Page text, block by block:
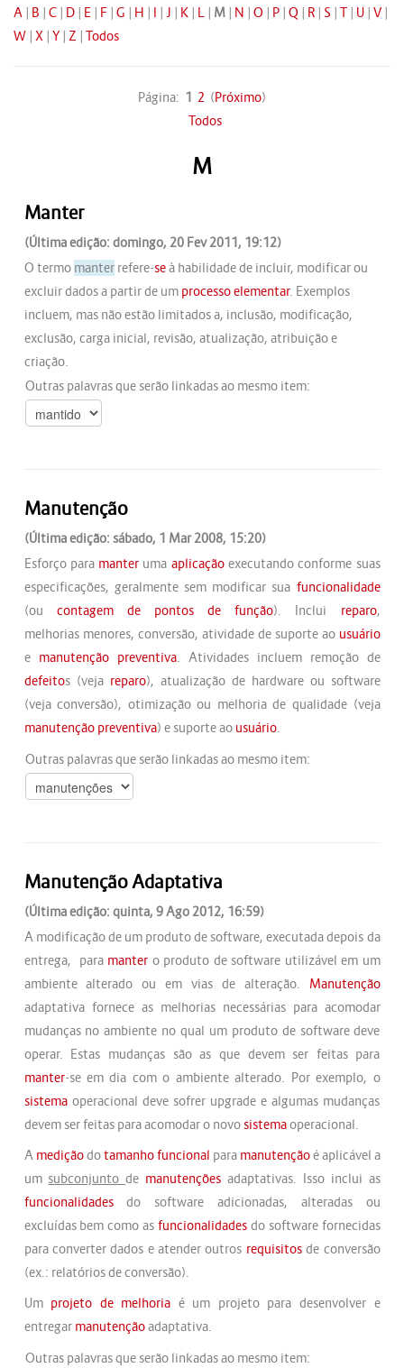
A | B | C | D | E | F | G | H | I | J | K | L | M | N | O | P | Q | R | S | T | U | V |
W | X | Y | Z | Todos
Página: 1 2 (Próximo)
Todos
M
Manter
(Última edição: domingo, 20 Fev 2011, 19:12)
O termo manterrefere-seà habilidade de incluir, modificar ou
excluir dados a partir de um processo elementar. Exemplos
incluem, mas não estão limitados a, inclusão, modificação,
exclusão, carga inicial, revisão, atualização, atribuição e
criação.
Outras palavras que serão linkadas ao mesmo item:
Manutenção
(Última edição: sábado, 1 Mar 2008, 15:20)
Esforço para manter uma aplicaçãoexecutando conforme suas
especificações, geralmente sem modificar sua funcionalidade
(ou contagem de pontos de função). Inclui reparo,
melhorias menores, conversão, atividade de suporte ao usuário
e manutenção preventiva. Atividades incluem remoção de
defeitos (veja reparo), atualização de hardware ou software
(veja conversão), otimização ou melhoria de qualidade (veja
manutenção preventiva) e suporte ao usuário.
Outras palavras que serão linkadas ao mesmo item:
Manutenção Adaptativa
(Última edição: quinta, 9 Ago 2012, 16:59)
A modificação de um produto de software, executada depois da
entrega, para manter o produto de software utilizável em um
ambiente alterado ou em vias de alteração. Manutenção
adaptativa fornece as melhorias necessárias para acomodar
mudanças no ambiente no qual um produto de software deve
operar. Estas mudanças são as que devem ser feitas para
manter-se em dia com o ambiente alterado. Por exemplo, o
sistemaoperacional deve sofrer upgrade e algumas mudanças
devem ser feitas para acomodar o novosistemaoperacional.
A mediçãodotamanho funcional para manutençãoé aplicável a
um subconjuntode manutenções adaptativas. Isso inclui as
funcionalidadesdo software adicionadas, alteradas ou
excluídas bem como as funcionalidadesdo software fornecidas
para converter dados e atender outros requisitosde conversão
(ex.: relatórios de conversão).
Um projeto de melhoria é um projeto para desenvolver e
entregar manutençãoadaptativa.
Outras palavras que serão linkadas ao mesmo item: